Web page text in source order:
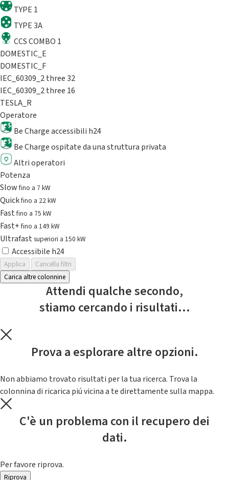
TYPE 1
TYPE 3A
CCS COMBO 1
DOMESTIC_E
DOMESTIC_F
IEC_60309_2 three 32
IEC_60309_2 three 16
TESLA_R
Operatore
Be Charge accessibili h24
Be Charge ospitate da una struttura privata
Altri operatori
Potenza
Slowfino a 7 kW
Quickfino a 22 kW
Fastfino a 75 kW
Fast+fino a 149 kW
Ultrafast superiori a 150 kW
Accessibile h24
Applica
Cancella filtri
Carica altre colonnine
Attendi qualche secondo,
stiamo cercando i risultati...
Prova a esplorare altre opzioni.
Non abbiamo trovato risultati per la tua ricerca. Trova la
colonnina di ricarica piú vicina a te direttamente sulla mappa.
C'è un problema con il recupero dei
dati.
Per favore riprova.
Riprova